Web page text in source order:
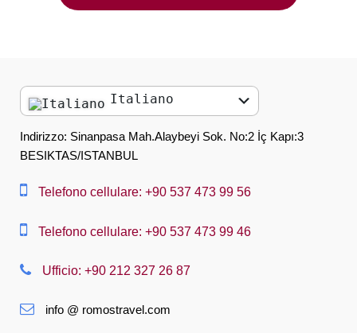
Italiano
English
العربية
中文
Suomi
Indirizzo: Sinanpasa Mah.Alaybeyi Sok. No:2 İç Kapı:3
BESIKTAS/ISTANBUL
Telefono cellulare: +90 537 473 99 56
Telefono cellulare: +90 537 473 99 46
Ufficio: +90 212 327 26 87
info @ romostravel.com